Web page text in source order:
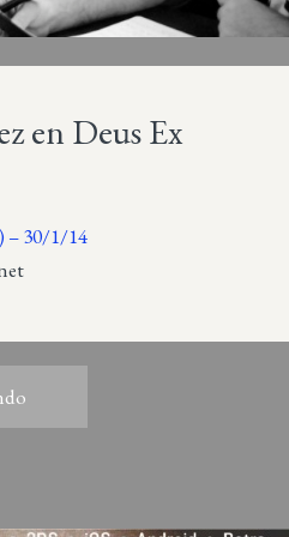
en Deus Ex
– 30/1/14